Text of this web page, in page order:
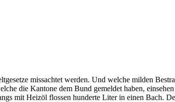
missachtet werden. Und welche milden
die Kantone dem Bund gemeldet haben,
mit Heizöl flossen hunderte Liter in einen Bach.